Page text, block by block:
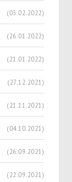
(03.02.2022)
(26.01.2022)
(21.01.2022)
(27.12.2021)
(21.11.2021)
(04.10.2021)
(26.09.2021)
(22.09.2021)